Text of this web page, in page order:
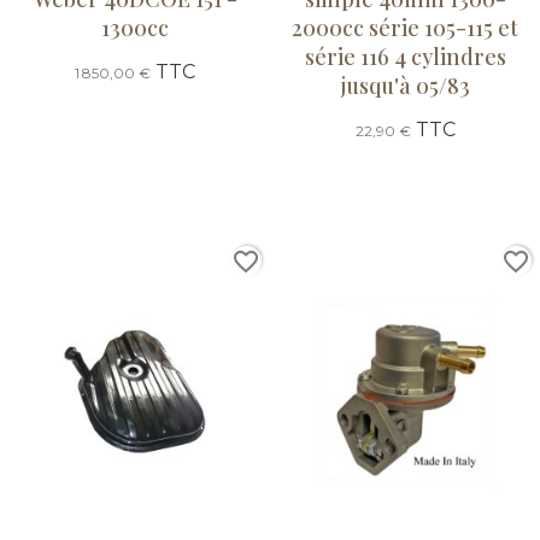
1300cc
1 850,00 € TTC
2000cc série 105-115 et
série 116 4 cylindres
jusqu'à 05/83
22,90 €TTC
favorite_border favorite_border